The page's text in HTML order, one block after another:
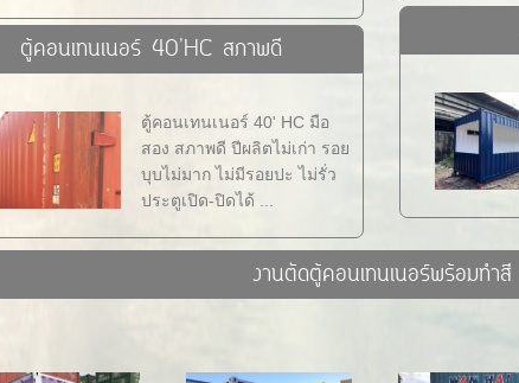
ตู้คอนเทนเนอร์ 40'HC สภาพดี
ตู้คอนเทนเนอร์ 40' HC มือ
สอง สภาพดี ปีผลิตไม่เก่า รอย
บุบไม่มาก ไม่มีรอยปะ ไม่รั่ว
ประตูเปิด-ปิดได้ ...
งานตัดตู้คอนเทนเนอร์พร้อมทำสี